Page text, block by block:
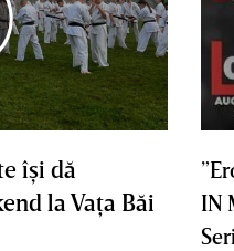
îşi dă
la Vaţa Băi
IN